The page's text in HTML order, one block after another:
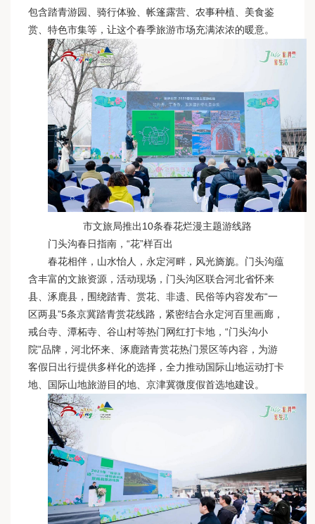
包含踏青游园、骑行体验、帐篷露营、农事种植、美食鉴
赏、特色市集等，让这个春季旅游市场充满浓浓的暖意。
市文旅局推出10条春花烂漫主题游线路
门头沟春日指南，“花”样百出
春花相伴，山水怡人，永定河畔，风光旖旎。门头沟蕴
含丰富的文旅资源，活动现场，门头沟区联合河北省怀来
县、涿鹿县，围绕踏青、赏花、非遗、民俗等内容发布“一
区两县”5条京冀踏青赏花线路，紧密结合永定河百里画廊，
戒台寺、潭柘寺、谷山村等热门网红打卡地，“门头沟小
院”品牌，河北怀来、涿鹿踏青赏花热门景区等内容，为游
客假日出行提供多样化的选择，全力推动国际山地运动打卡
地、国际山地旅游目的地、京津冀微度假首选地建设。